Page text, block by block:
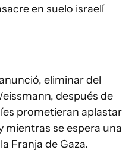
en suelo israelí
eliminar del
después de
prometieran aplastar
mientras se espera una
Franja de Gaza.